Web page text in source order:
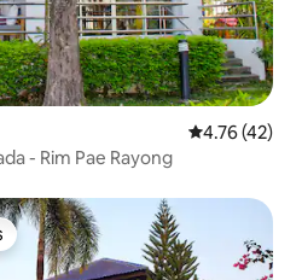
Calificación
4.76 (42)
- Rim Pae Rayong